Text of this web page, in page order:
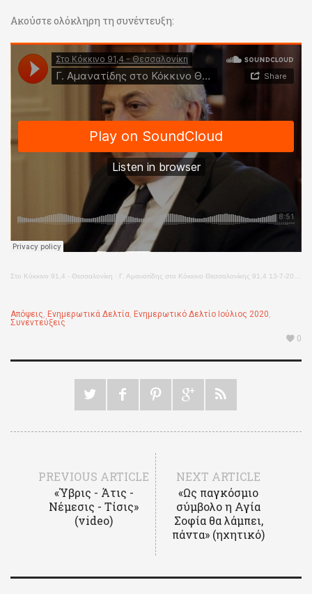
Ακούστε ολόκληρη τη συνέντευξη:
Στο Κόκκινο 91,4 - Θεσσαλονίκη · Γ. Αμανατίδης στο Κόκκινο Θεσσαλονίκης 91,4 13-7-2020
Απόψεις, Ενημερωτικά Δελτία, Ενημερωτικό Δελτίο Ιούλιος 2020,
Συνεντεύξεις
0
PREVIOUS ARTICLE
«Ύβρις - Άτις -
Νέμεσις - Τίσις»
(video)
NEXT ARTICLE
«Ως παγκόσμιο
σύμβολο η Αγία
Σοφία θα λάμπει,
πάντα» (ηχητικό)